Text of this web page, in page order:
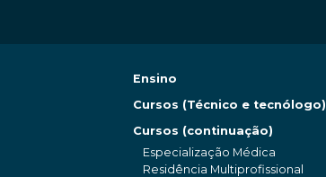
Ensino
Cursos (Técnico e tecnólogo)
Cursos (continuação)
Especialização Médica
Residência Multiprofissional